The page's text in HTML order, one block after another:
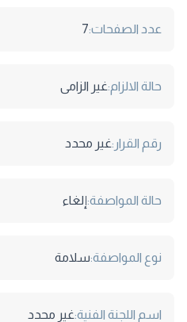
عدد الصفحات:7
حالة الالزام:غير الزامى
رقم القرار:غير محدد
حالة المواصفة:إلغاء
نوع المواصفة:سلامة
اسم اللجنة الفنية:غير محدد